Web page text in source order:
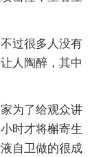
过很多人没有
人陶醉，其中
为了给观众讲
时才将槲寄生
自卫做的很成